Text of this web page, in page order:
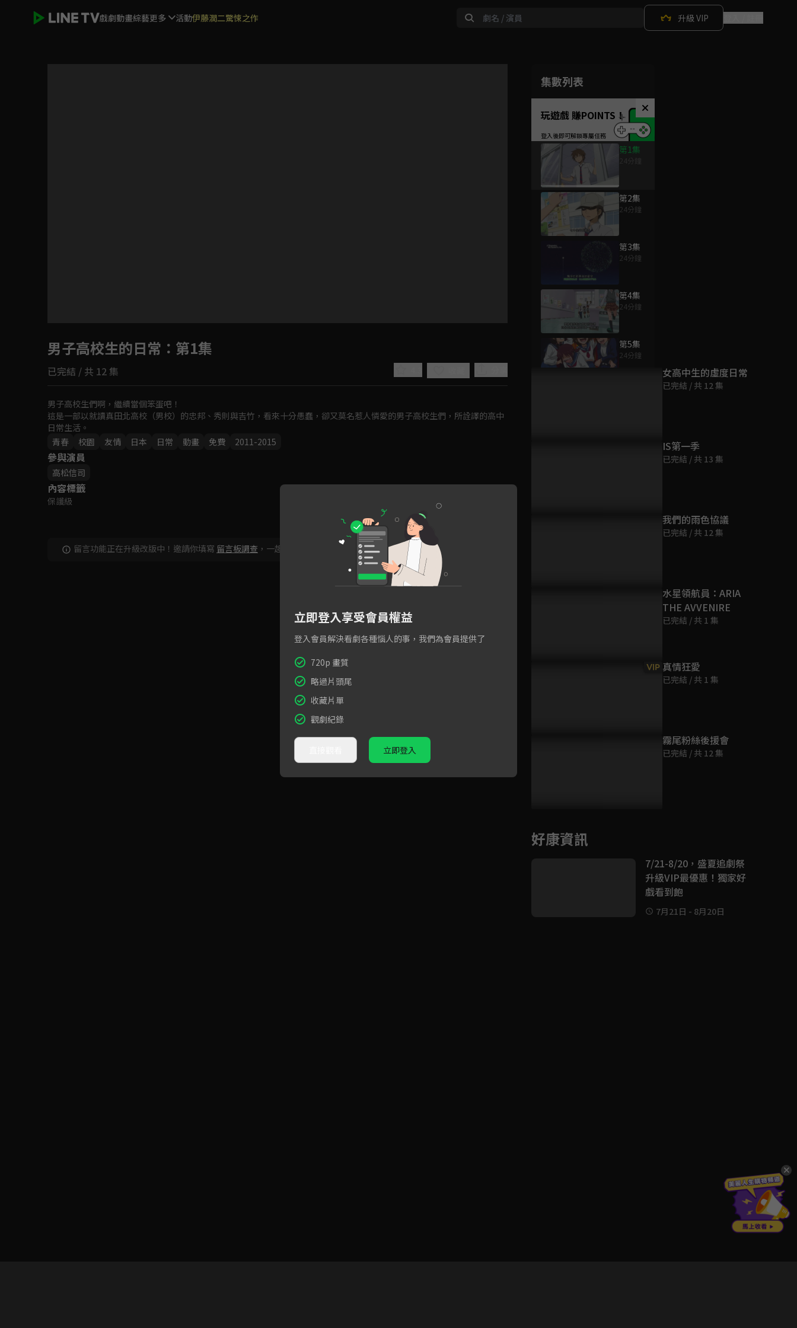
戲劇動畫綜藝更多 活動伊藤潤二驚悚之作 升級 VIP
如有不便請見諒
集數列表
玩遊戲 賺POINTS！
第1集
第2集
24分鐘
第3集
24分鐘
第4集
24分鐘
第5集
24分鐘
男子高校生的日常 ：第1集
已完結 / 共 12 集
男子高校生們啊，繼續當個笨蛋吧！
這是一部以就讀真田北高校（男校）的忠邦、秀則與吉竹，看來十分愚蠢，卻又莫名惹人憐愛的男子高校生們，所詮譯的高中
日常生活。
青春
校園 友情 日本 日常 動畫 免費 2011-2015
參與演員
高松信司
內容標籤
保護級
留言功能正在升級改版中！邀請你填寫 留言板調查 ，一起共創新版留言功能！
為您推薦
女高中生的虛度日常
已完結 / 共 12 集
IS第一季
已完結 / 共 13 集
我們的雨色協議
已完結 / 共 12 集
水星領航員：ARIA
THE AVVENIRE
已完結 / 共 1 集
VIP 真情狂愛
已完結 / 共 1 集
霧尾粉絲後援會
已完結 / 共 12 集
好康資訊
7/21-8/20，盛夏追劇祭
升級VIP最優惠！獨家好
戲看到飽
7月21日 - 8月20日
立即登入享受會員權益
登入會員解決看劇各種惱人的事，我們為會員提供了
720p 畫質
略過片頭尾
收藏片單
觀劇紀錄
立即登入